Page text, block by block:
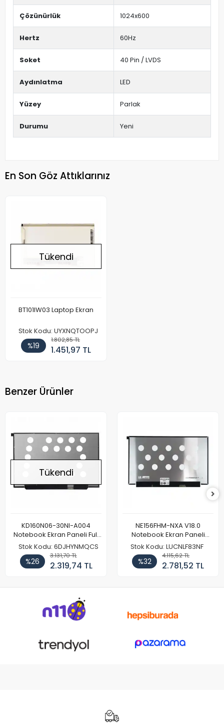
Çözünürlük 1024x600
Hertz 60Hz
Soket 40 Pin / LVDS
Aydınlatma LED
Yüzey Parlak
Durumu Yeni
En Son Göz Attıklarınız
Tükendi
BT101IW03 Laptop Ekran
Stok Kodu: UYXNQTOOPJ
%19
1.802,85 TL
1.451,97 TL
Benzer Ürünler
Tükendi
KD160N06-30NI-A004
Notebook Ekran Paneli Full
HD
Stok Kodu: 6DJHYNMQCS
%26
3.131,70 TL
2.319,74 TL
NE156FHM-NXA V18.0
Notebook Ekran Paneli
144Hz
Stok Kodu: LUCNLF83NF
%32
4.115,62 TL
2.781,52 TL